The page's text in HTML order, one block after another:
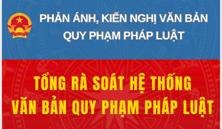
công tác cải cách thủ tục hành chính
tại Trung tâm Phục vụ hành chính
công tỉnh
thi Sáng tạo Kỹ thuật 2024 - 2025
Đắk Lắk rà soát, điều chỉnh Đề án 190
về phát triển nuôi trồng thủy sản
Phó Chủ tịch UBND tỉnh Đắk Lắk
Trương Công Thái kiểm tra thực địa
Dự án cao tốc Khánh Hòa - Buôn Ma
Thuột